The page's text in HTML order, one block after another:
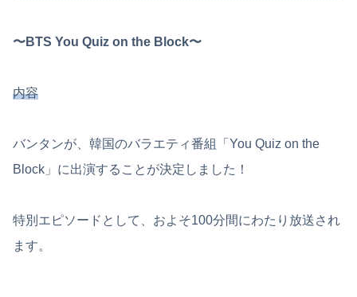
〜BTS You Quiz on the Block〜
内容
バンタンが、韓国のバラエティ番組「You Quiz on the
Block」に出演することが決定しました！
特別エピソードとして、およそ100分間にわたり放送され
ます。